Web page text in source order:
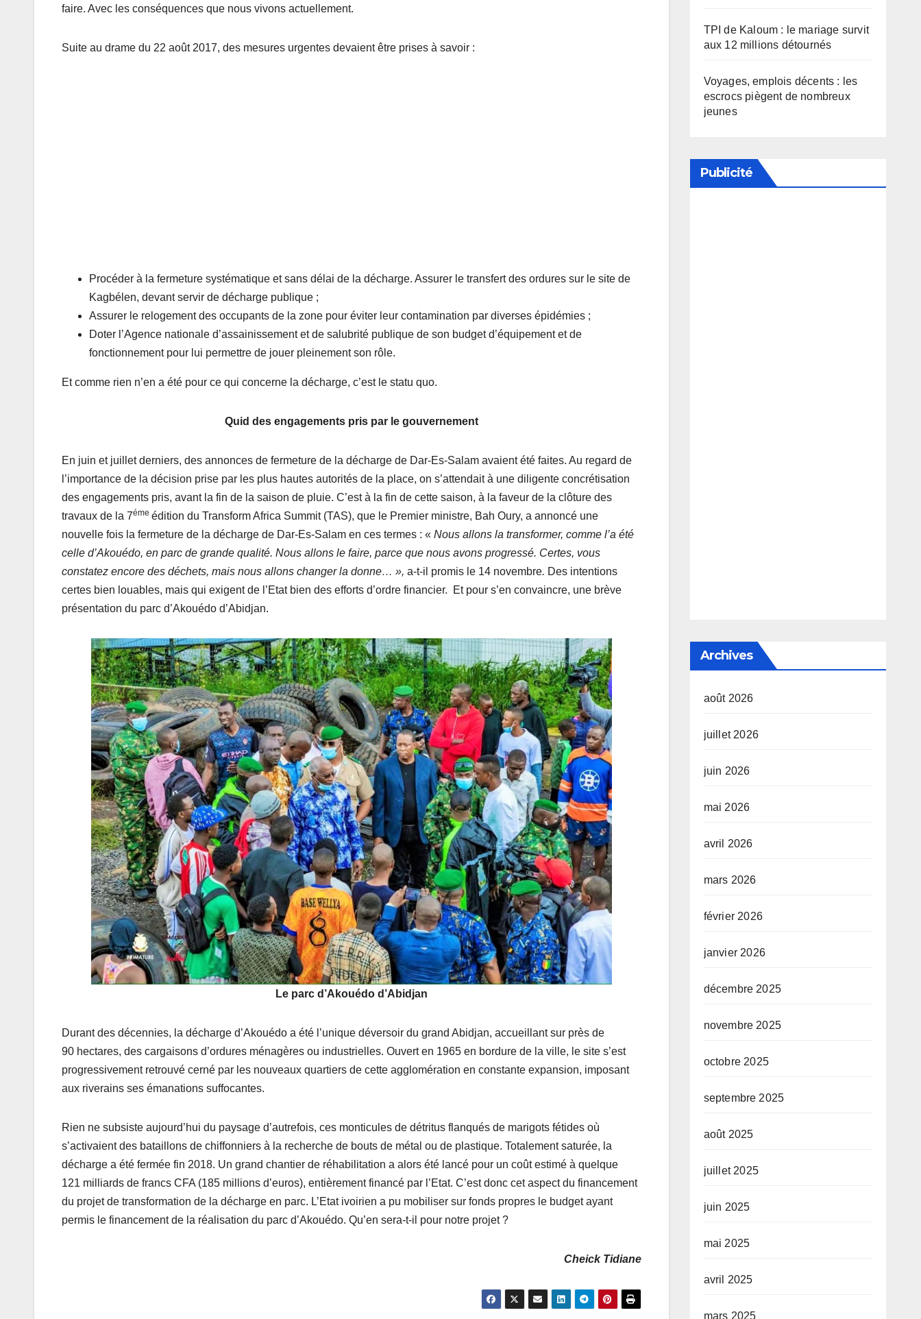
faire. Avec les conséquences que nous vivons actuellement.
Suite au drame du 22 août 2017, des mesures urgentes devaient être prises à savoir :
Procéder à la fermeture systématique et sans délai de la décharge. Assurer le transfert des ordures sur le site de
Kagbélen, devant servir de décharge publique ;
Assurer le relogement des occupants de la zone pour éviter leur contamination par diverses épidémies ;
Doter l’Agence nationale d’assainissement et de salubrité publique de son budget d’équipement et de
fonctionnement pour lui permettre de jouer pleinement son rôle.
Et comme rien n’en a été pour ce qui concerne la décharge, c’est le statu quo.
Quid des engagements pris par le gouvernement
En juin et juillet derniers, des annonces de fermeture de la décharge de Dar-Es-Salam avaient été faites. Au regard de
l’importance de la décision prise par les plus hautes autorités de la place, on s’attendait à une diligente concrétisation
des engagements pris, avant la fin de la saison de pluie. C’est à la fin de cette saison, à la faveur de la clôture des
travaux de la 7éme édition du Transform Africa Summit (TAS), que le Premier ministre, Bah Oury, a annoncé une
nouvelle fois la fermeture de la décharge de Dar-Es-Salam en ces termes : « Nous allons la transformer, comme l’a été
celle d’Akouédo, en parc de grande qualité. Nous allons le faire, parce que nous avons progressé. Certes, vous
constatez encore des déchets, mais nous allons changer la donne… », a-t-il promis le 14 novembre. Des intentions
certes bien louables, mais qui exigent de l’Etat bien des efforts d’ordre financier. Et pour s’en convaincre, une brève
présentation du parc d’Akouédo d’Abidjan.
Le parc d’Akouédo d’Abidjan
Durant des décennies, la décharge d’Akouédo a été l’unique déversoir du grand Abidjan, accueillant sur près de
90 hectares, des cargaisons d’ordures ménagères ou industrielles. Ouvert en 1965 en bordure de la ville, le site s’est
progressivement retrouvé cerné par les nouveaux quartiers de cette agglomération en constante expansion, imposant
aux riverains ses émanations suffocantes.
Rien ne subsiste aujourd’hui du paysage d’autrefois, ces monticules de détritus flanqués de marigots fétides où
s’activaient des bataillons de chiffonniers à la recherche de bouts de métal ou de plastique. Totalement saturée, la
décharge a été fermée fin 2018. Un grand chantier de réhabilitation a alors été lancé pour un coût estimé à quelque
121 milliards de francs CFA (185 millions d’euros), entièrement financé par l’Etat. C’est donc cet aspect du financement
du projet de transformation de la décharge en parc. L’Etat ivoirien a pu mobiliser sur fonds propres le budget ayant
permis le financement de la réalisation du parc d’Akouédo. Qu’en sera-t-il pour notre projet ?
Cheick Tidiane
TPI de Kaloum : le mariage survit
aux 12 millions détournés
Voyages, emplois décents : les
escrocs piègent de nombreux
jeunes
Publicité
Archives
août 2026
juillet 2026
juin 2026
mai 2026
avril 2026
mars 2026
février 2026
janvier 2026
décembre 2025
novembre 2025
octobre 2025
septembre 2025
août 2025
juillet 2025
juin 2025
mai 2025
avril 2025
mars 2025